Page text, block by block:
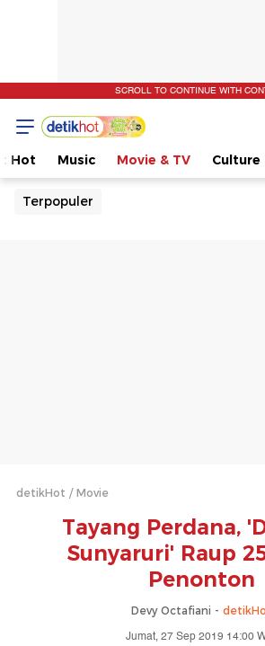
SCROLL TO CONTINUE WITH
Hot Music Movie & TV Culture
Terpopuler
detikHot Movie
Tayang Perdana,
Sunyaruri' Raup
Penonton
Devy Octafiani -
Jumat, 27 Sep 2019 14:00